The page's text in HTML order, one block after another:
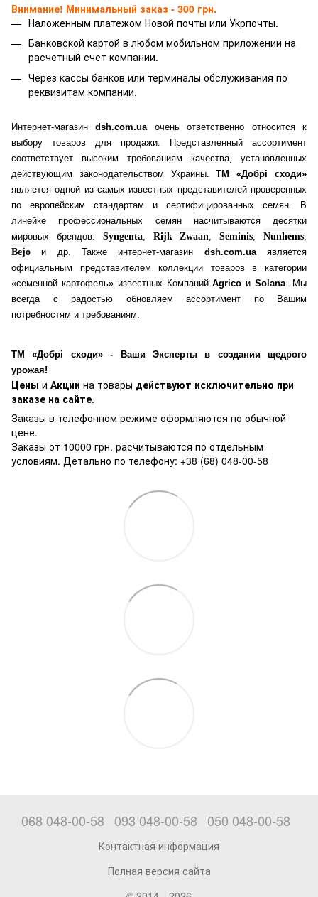
Внимание! Минимальный заказ - 300 грн.
Наложенным платежом Новой почты или Укрпочты.
Банковской картой в любом мобильном приложении на
расчетный счет компании.
Через кассы банков или терминалы обслуживания по
реквизитам компании.
Интернет-магазинdsh.com.ua очень ответственно относится к
выбору товаров для продажи. Представленный ассортимент
соответствует высоким требованиям качества, установленных
действующим законодательством Украины.ТМ «Добрі сходи»
является одной из самых известных представителей проверенных
по европейским стандартам и сертифицированных семян. В
линейке профессиональных семян насчитываются десятки
мировых брендов: Syngenta, Rijk Zwaan ,Seminis ,Nunhems
Bejo и др. Также интернет-магазин dsh.com.uaявляется
официальным представителем коллекции товаров в категории
«семенной картофель» известных КомпанийAgrico иSolana . Мы
всегда с радостью обновляем ассортимент по Вашим
потребностям и требованиям.
ТМ «Добрі сходи» - Ваши Эксперты в создании щедрого
урожая!
Цены и Акции на товары действуют исключительно при
заказе на сайте.
Заказы в телефонном режиме оформляются по обычной
цене.
Заказы от 10000 грн. расчитываются по отдельным
условиям. Детально по телефону: +38 (68) 048-00-58
068 048-00-58 093 048-00-58 050 048-00-58
Контактная информация
Полная версия сайта